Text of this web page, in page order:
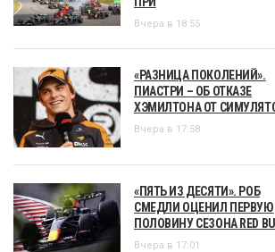
Вчера в 18:55
«РАЗНИЦА ПОКОЛЕНИЙ».
ПИАСТРИ – ОБ ОТКАЗЕ
ХЭМИЛТОНА ОТ
Вчера в 17:58
«ПЯТЬ ИЗ ДЕСЯТИ». РОБ
СМЕДЛИ ОЦЕНИЛ ПЕРВУЮ
ПОЛОВИНУ СЕЗОНА RED
Вчера в 17:01